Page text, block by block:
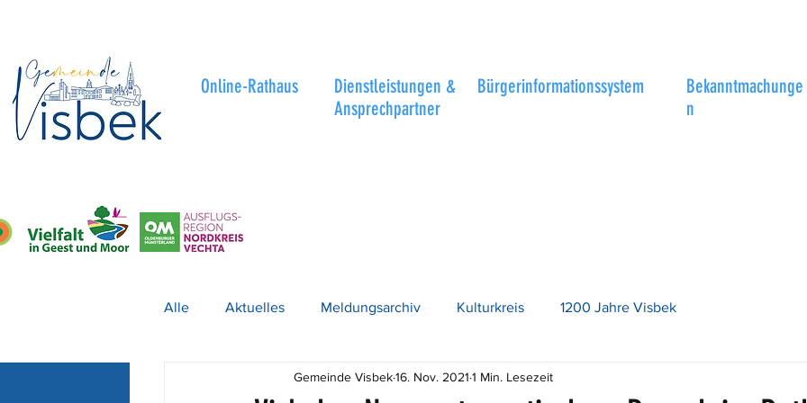
Online-Rathaus
Dienstleistungen &
Ansprechpartner
Bürgerinformationssystem
Bekanntmachunge
n
Alle Aktuelles Meldungsarchiv Kulturkreis 1200 Jahre Visbek
Gemeinde Visbek16. Nov. 2021 1 Min. Lesezeit